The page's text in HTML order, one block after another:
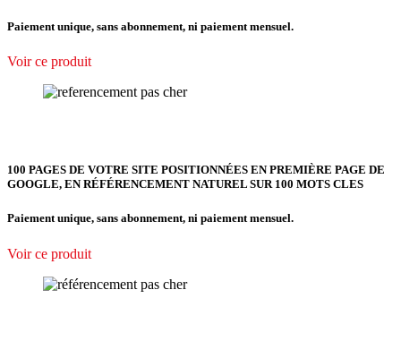
Paiement unique, sans abonnement, ni paiement mensuel.
Voir ce produit
100 PAGES DE VOTRE SITE POSITIONNÉES EN PREMIÈRE PAGE DE
GOOGLE, EN RÉFÉRENCEMENT NATUREL SUR 100 MOTS CLES
Paiement unique, sans abonnement, ni paiement mensuel.
Voir ce produit